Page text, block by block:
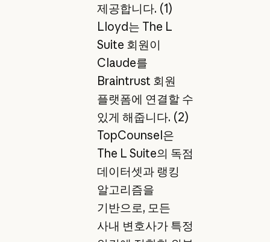
제공합니다. (1)
Lloyd는 The L
Suite 회원이
Claude를
Braintrust 회원
플랫폼에 연결할 수
있게 해줍니다. (2)
TopCounsel은
The L Suite의 독점
데이터셋과 랭킹
알고리즘을
기반으로, 모든
사내 변호사가 특정